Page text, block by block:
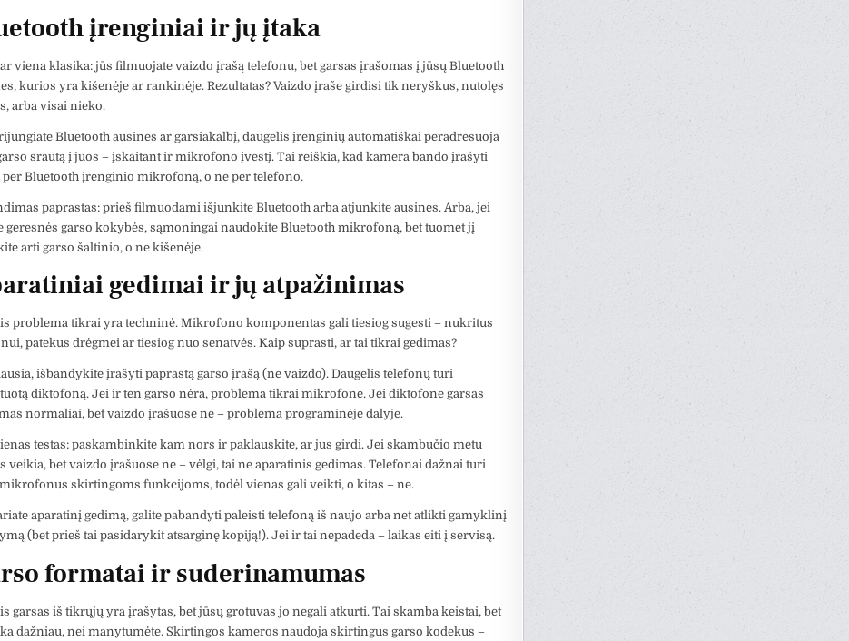
įrenginiai ir jų įtaka
viena klasika: jūs filmuojate vaizdo įrašą telefonu, bet garsas įrašomas į jūsų Bluetooth
kurios yra kišenėje ar rankinėje. Rezultatas? Vaizdo įraše girdisi tik neryškus, nutolęs
arba visai nieko.
Bluetooth ausines ar garsiakalbį, daugelis įrenginių automatiškai peradresuoja
srautą į juos – įskaitant ir mikrofono įvestį. Tai reiškia, kad kamera bando įrašyti
per Bluetooth įrenginio mikrofoną, o ne per telefono.
paprastas: prieš filmuodami išjunkite Bluetooth arba atjunkite ausines. Arba, jei
geresnės garso kokybės, sąmoningai naudokite Bluetooth mikrofoną, bet tuomet jį
arti garso šaltinio, o ne kišenėje.
gedimai ir jų atpažinimas
problema tikrai yra techninė. Mikrofono komponentas gali tiesiog sugesti – nukritus
patekus drėgmei ar tiesiog nuo senatvės. Kaip suprasti, ar tai tikrai gedimas?
išbandykite įrašyti paprastą garso įrašą (ne vaizdo). Daugelis telefonų turi
diktofoną. Jei ir ten garso nėra, problema tikrai mikrofone. Jei diktofone garsas
normaliai, bet vaizdo įrašuose ne – problema programinėje dalyje.
testas: paskambinkite kam nors ir paklauskite, ar jus girdi. Jei skambučio metu
veikia, bet vaizdo įrašuose ne – vėlgi, tai ne aparatinis gedimas. Telefonai dažnai turi
skirtingoms funkcijoms, todėl vienas gali veikti, o kitas – ne.
aparatinį gedimą, galite pabandyti paleisti telefoną iš naujo arba net atlikti gamyklinį
(bet prieš tai pasidarykit atsarginę kopiją!). Jei ir tai nepadeda – laikas eiti į servisą.
formatai ir suderinamumas
garsas iš tikrųjų yra įrašytas, bet jūsų grotuvas jo negali atkurti. Tai skamba keistai, bet
dažniau, nei manytumėte. Skirtingos kameros naudoja skirtingus garso kodekus –